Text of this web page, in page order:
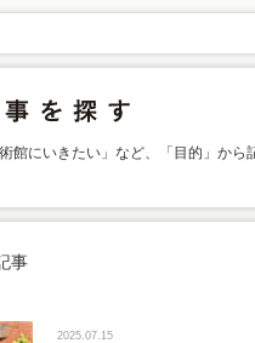
館にいきたい」など、「目的」から
事
2025.07.15